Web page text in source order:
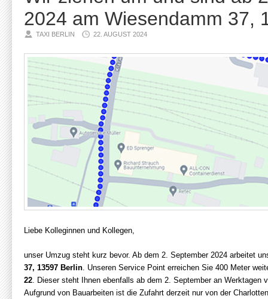
2024 am Wiesendamm 37,
TAXI BERLIN 22. AUGUST 2024
Liebe Kolleginnen und Kollegen,
unser Umzug steht kurz bevor. Ab dem 2. September 2024 arbeitet
37, 13597 Berlin. Unseren Service Point erreichen Sie 400 Meter
22. Dieser steht Ihnen ebenfalls ab dem 2. September an Werktagen
Aufgrund von Bauarbeiten ist die Zufahrt derzeit nur von der